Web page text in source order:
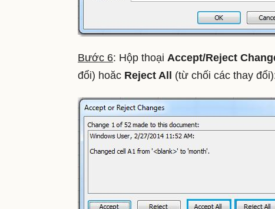
Bước 6: Hộp thoại Accept/Reject
đổi) hoăc Reject All (từ chối các thay